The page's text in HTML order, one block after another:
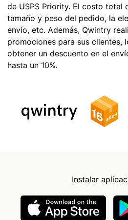
de USPS Priority. El costo total
tamaño y peso del pedido, la
envío, etc. Además, Qwintry
promociones para sus clientes,
obtener un descuento en el
hasta un 10%.
Instalar